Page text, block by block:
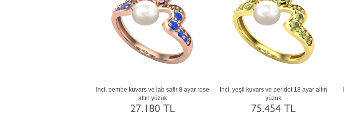
Inci, pembe kuvars ve lab safir 8 ayar rose
altın yüzük
27.180 TL
Inci, yeşil kuvars ve peridot 18 ayar altın
yüzük
75.454 TL